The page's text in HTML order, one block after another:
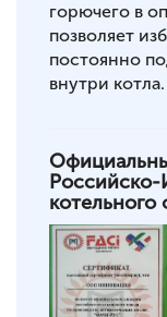
горючего в
позволяет
постоянно
внутри котла.
Российско-